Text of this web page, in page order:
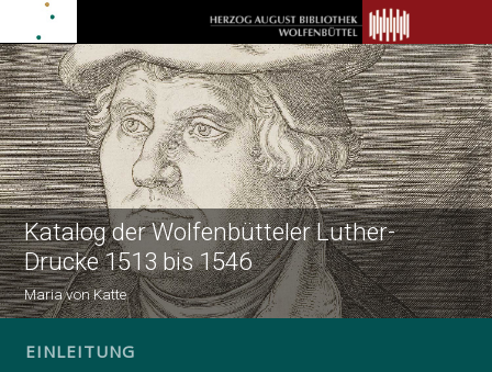
Katalog der Wolfenbütteler Luther-
Drucke 1513 bis 1546
Maria von Katte
EINLEITUNG